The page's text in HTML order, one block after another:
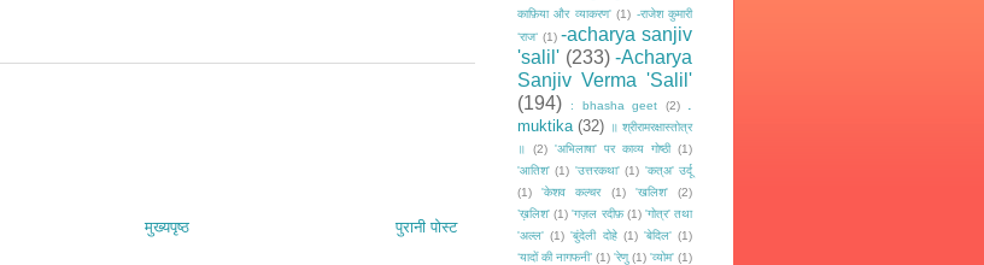
पुरानी पोस्ट
मुख्यपृष्ठ
काफ़िया और व्याकरण' (1) -राजेश कुमारी
‘राज‘ (1) -acharya sanjiv
'salil' (233) -Acharya
Sanjiv Verma 'Salil'
(194)
: bhasha geet (2)
muktika (32)
॥ श्रीरामरक्षास्तोत्र
॥
(2) 'अभिलाषा' पर काव्य गोष्ठी (1)
'आतिश' (1) 'उत्तरकथा' (1) 'कत्अ' उर्दू
(1)
'केशव कल्चर (1) 'खलिश'
(2)
’ख़लिश' (1) 'गज़ल रदीफ़ (1) 'गोत्र' तथा
'अल्ल' (1) 'बुंदेली दोहे (1) 'बेदिल' (1)
‘यादों की नागफनी’ (1) 'रेणु (1) 'व्योम' (1)